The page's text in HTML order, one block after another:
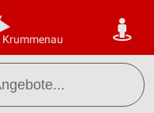
Krummenau